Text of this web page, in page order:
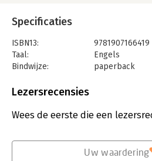
Specificaties
ISBN13:
9781907166419
Taal:
Engels
Bindwijze:
paperback
Uitgever:
Lezersrecensies
Wees de eerste die een
Uw waardering